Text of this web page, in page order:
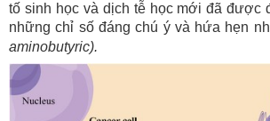
tố sinh học và dịch tễ học mới đã được
những chỉ số đáng chú ý và hứa hẹn
aminobutyric).